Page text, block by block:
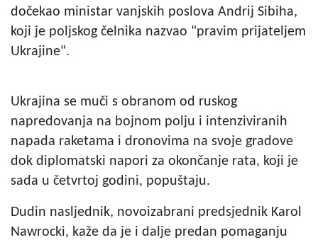
dočekao ministar vanjskih poslova Andrij Sibiha,
koji je poljskog čelnika nazvao "pravim prijateljem
Ukrajine".
Ukrajina se muči s obranom od ruskog
napredovanja na bojnom polju i intenziviranih
napada raketama i dronovima na svoje gradove
dok diplomatski napori za okončanje rata, koji je
sada u četvrtoj godini, popuštaju.
Dudin nasljednik, novoizabrani predsjednik Karol
Nawrocki, kaže da je i dalje predan pomaganju